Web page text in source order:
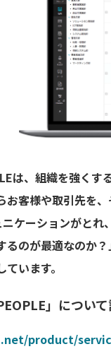
は、組織を強く
お客様や取引先を
ケーションがとれ
るのが最適なのか
います。
」につい
product/